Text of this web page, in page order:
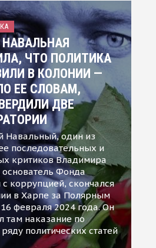
ЧТО ПОЛИТИКА
В КОЛОНИИ —
ЕЕ СЛОВАМ,
ДВЕ
Навальный, один из
последовательных и
критиков Владимира
основатель Фонда
коррупцией, скончался
в Харпе за Полярным
февраля 2024 года. Он
там наказание по
политических статей